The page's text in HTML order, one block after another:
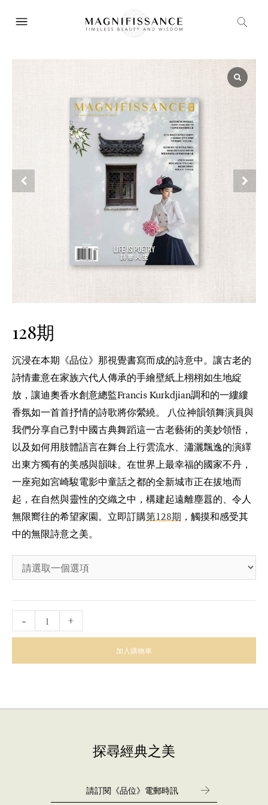
128期
沉浸在本期《品位》那視覺書寫而成的詩意中。讓古老的
詩情畫意在家族六代人傳承的手繪壁紙上栩栩如生地綻
放，讓迪奧香水創意總監Francis Kurkdjian調和的一縷縷
香氛如一首首抒情的詩歌將你縈繞。 八位神韻領舞演員與
我們分享自己對中國古典舞蹈這一古老藝術的美妙領悟，
以及如何用肢體語言在舞台上行雲流水、瀟灑飄逸的演繹
出東方獨有的美感與韻味。在世界上最幸福的國家不丹，
一座宛如宮崎駿電影中童話之都的全新城市正在拔地而
起，在自然與靈性的交織之中，構建起遠離塵囂的、令人
無限嚮往的希望家園。立即訂購第128期 ，觸摸和感受其
中的無限詩意之美。
- +
加入購物車
探尋經典之美